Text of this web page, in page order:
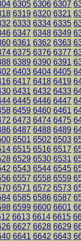
6305 6306 6307
6319 6320 6321
6333 6334 6335
6347 6348 6349
6361 6362 6363
6375 6376 6377
6389 6390 6391
6403 6404 6405
6417 6418 6419
6431 6432 6433
6445 6446 6447
6459 6460 6461
6473 6474 6475
6487 6488 6489
6501 6502 6503
6515 6516 6517
6529 6530 6531
6543 6544 6545
6557 6558 6559
6571 6572 6573
6585 6586 6587
6599 6600 6601
6613 6614 6615
6627 6628 6629
6641 6642 6643